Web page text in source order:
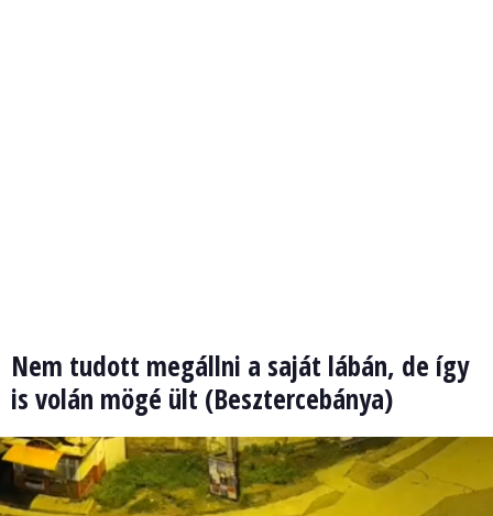
Nem tudott megállni a saját lábán, de így
is volán mögé ült (Besztercebánya)